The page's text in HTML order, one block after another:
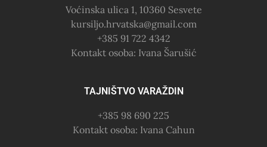
Voćinska ulica 1, 10360 Sesvete
kursiljo.hrvatska@gmail.com
+385 91 722 4342
Kontakt osoba: Ivana Šarušić
TAJNIŠTVO VARAŽDIN
+385 98 690 225
Kontakt osoba: Ivana Cahun